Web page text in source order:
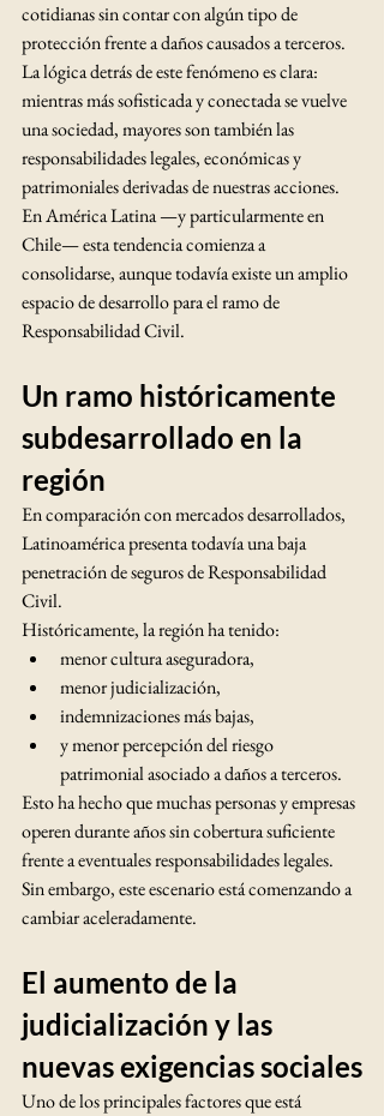
cotidianas sin contar con algún tipo de
protección frente a daños causados a terceros.
La lógica detrás de este fenómeno es clara:
mientras más sofisticada y conectada se vuelve
una sociedad, mayores son también las
responsabilidades legales, económicas y
patrimoniales derivadas de nuestras acciones.
En América Latina —y particularmente en
Chile— esta tendencia comienza a
consolidarse, aunque todavía existe un amplio
espacio de desarrollo para el ramo de
Responsabilidad Civil.
Un ramo históricamente
subdesarrollado en la
región
En comparación con mercados desarrollados,
Latinoamérica presenta todavía una baja
penetración de seguros de Responsabilidad
Civil.
Históricamente, la región ha tenido:
menor cultura aseguradora,
menor judicialización,
indemnizaciones más bajas,
y menor percepción del riesgo
patrimonial asociado a daños a terceros.
Esto ha hecho que muchas personas y empresas
operen durante años sin cobertura suficiente
frente a eventuales responsabilidades legales.
Sin embargo, este escenario está comenzando a
cambiar aceleradamente.
El aumento de la
judicialización y las
nuevas exigencias sociales
Uno de los principales factores que está